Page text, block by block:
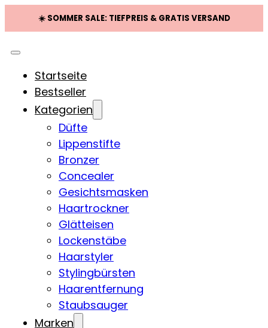
☀️ SOMMER SALE: TIEFPREIS & GRATIS VERSAND
Startseite
Bestseller
Kategorien
Düfte
Lippenstifte
Bronzer
Concealer
Gesichtsmasken
Haartrockner
Glätteisen
Lockenstäbe
Haarstyler
Stylingbürsten
Haarentfernung
Staubsauger
Marken